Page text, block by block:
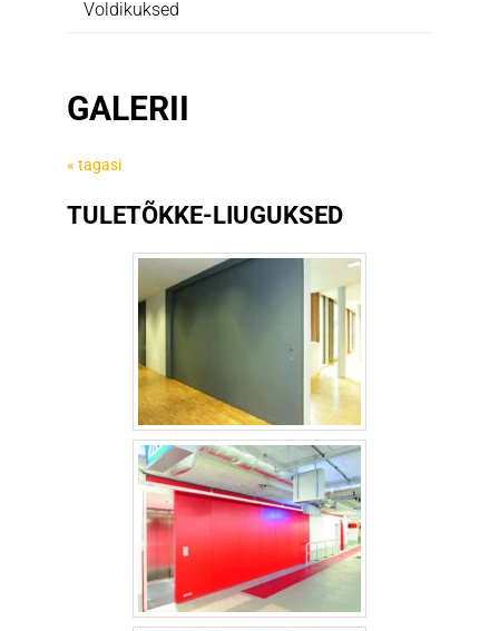
Voldikuksed
GALERII
« tagasi
TULETÕKKE-LIUGUKSED